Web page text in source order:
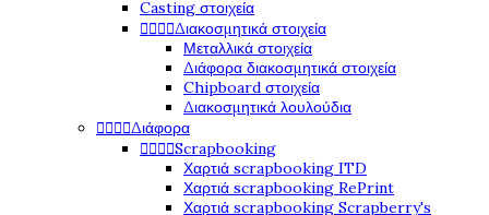
Casting στοιχεία
Διακοσμητικά στοιχεία
Μεταλλικά στοιχεία
Διάφορα διακοσμητικά στοιχεία
Chipboard στοιχεία
Διακοσμητικά λουλούδια
Διάφορα
Scrapbooking
Χαρτιά scrapbooking ITD
Χαρτιά scrapbooking RePrint
Χαρτιά scrapbooking Scrapberry's